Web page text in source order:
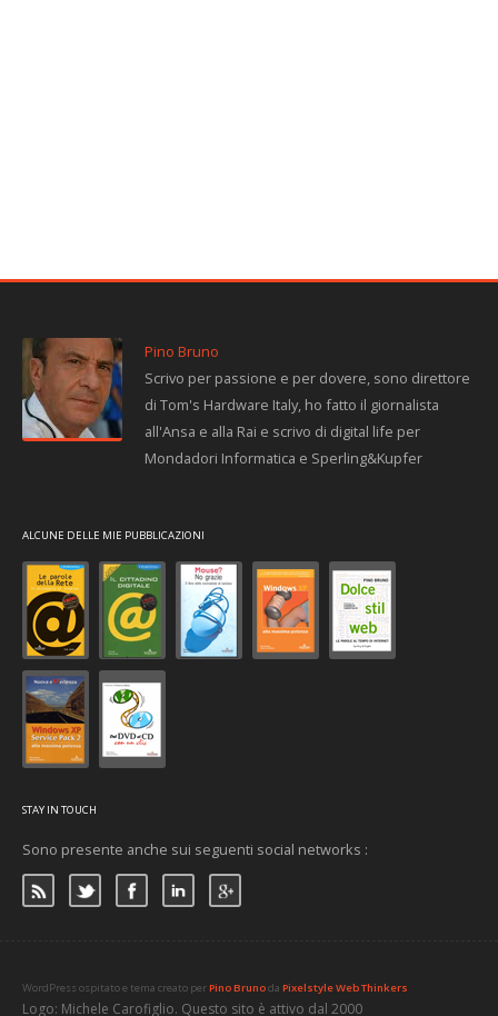
Pino Bruno
Scrivo per passione e per dovere, sono direttore
di Tom's Hardware Italy, ho fatto il giornalista
all'Ansa e alla Rai e scrivo di digital life per
Mondadori Informatica e Sperling&Kupfer
ALCUNE DELLE MIE PUBBLICAZIONI
STAY IN TOUCH
Sono presente anche sui seguenti social networks :
WordPress ospitato e tema creato perPino Brunoda Pixelstyle Web Thinkers
Logo: Michele Carofiglio. Questo sito è attivo dal 2000